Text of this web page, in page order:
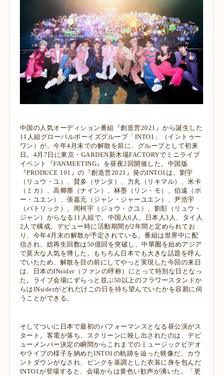
中国の人気オーディション番組『創造営2021』から誕生した
11人組グローバルボーイズグループ「INTO1」（イントゥー
ワン）が、今年4月末での解散を前に、グループとして初来
日。4月7日に東京・GARDEN新木場FACTORYでミニライブ
イベン ト『FANMEETING』を昼夜2回開催した。 中国版
『PRODUCE 101』の『創造営2021』発のINTO1は、劉宇
（リュウ・ユ）、賛多（サンタ）、力丸（リキマル）、米卡
（ミカ）、高卿塵（ナイン）、林墨（リ ン・モ）、伯遠（ボ
ー・ユエン）、張嘉元（ジャン・ジャーユエン）、尹浩宇
（パトリック）、周柯宇（ジョウ・クユ）、劉彰（リュウ・
ジャン）からなる11 人組で、中国人6人、日本人3人、タイ人
2人で構成。デビュー時に活動期間が2年間と定められてお
り、今年4月末の解散が予定されている。番組は世界中に配
信され、総再生回数は50億回を突破し、中華圏を始めアジア
で莫大な人気を博した。
もちろん日本でも大きな話題を呼ん
でいたため、解散を目の前にしてやっと実現 した今回の来日
は、日本のINsider（ファンの呼称）にとって特別な日となっ
た。 ライブ会場にずらっと並ぶ50以上のフラワースタンドか
らはINsiderがどれだけ この日を待ち望んでいたかを容易に伺
うことができる。
そしてついに日本で最初のパフォーマンスとなる昼公演がス
タート。客電が落ち、スクリーンに映し出されたのは、デビ
ューメンバー決定の瞬間からこれま でのミュージックビデオ
やライブの様子を納めたINTO1の軌跡を辿った映像だ。 カウ
ントダウンがなされ、ピンクを基調とした衣装に身を包んだ
INTO1が登場すると、会場からは黄色い歓声が沸いた。「更